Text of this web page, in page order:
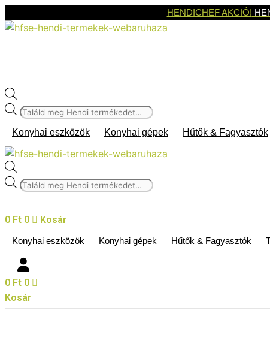
a
HENDICHEF AKCIÓ!
Products
Konyhai eszközök Konyhai gépek Hűtők & Fagyasztók
Products
0 Ft 0 Kosár
Konyhai eszközök Konyhai gépek Hűtők & Fagyasztók
0 Ft 0
Kosár